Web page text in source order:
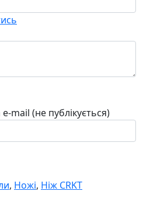
e-mail (не публікується)
, Ножі, Ніж CRKT